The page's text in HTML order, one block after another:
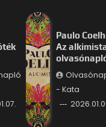
Paulo
Az
- Kata